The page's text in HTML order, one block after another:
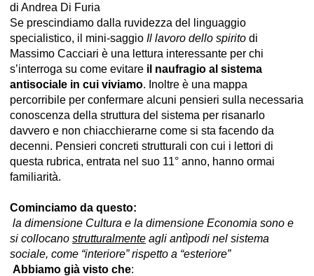
di Andrea Di Furia
Se prescindiamo dalla ruvidezza del linguaggio
specialistico, il mini-saggio Il lavoro dello spirito di
Massimo Cacciari è una lettura interessante per chi
s’interroga su come evitare il naufragio al sistema
antisociale in cui viviamo. Inoltre è una mappa
percorribile per confermare alcuni pensieri sulla necessaria
conoscenza della struttura del sistema per risanarlo
davvero e non chiacchierarne come si sta facendo da
decenni. Pensieri concreti strutturali con cui i lettori di
questa rubrica, entrata nel suo 11° anno, hanno ormai
familiarità.
Cominciamo da questo:
la dimensione Cultura e la dimensione Economia sono e
si collocano strutturalmente agli antìpodi nel sistema
sociale, come “interiore” rispetto a “esteriore”
Abbiamo già visto che: